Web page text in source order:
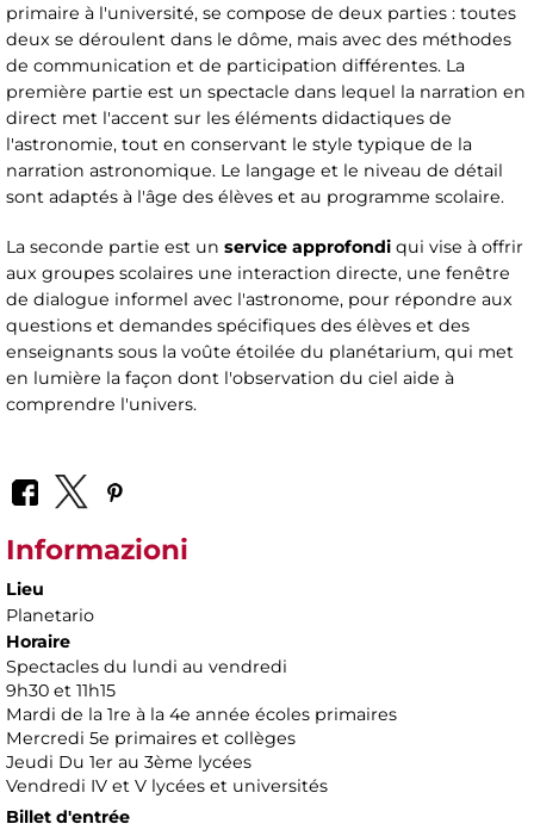
primaire à l'université, se compose de deux parties : toutes
deux se déroulent dans le dôme, mais avec des méthodes
de communication et de participation différentes. La
première partie est un spectacle dans lequel la narration en
direct met l'accent sur les éléments didactiques de
l'astronomie, tout en conservant le style typique de la
narration astronomique. Le langage et le niveau de détail
sont adaptés à l'âge des élèves et au programme scolaire.
La seconde partie est un service approfondi qui vise à offrir
aux groupes scolaires une interaction directe, une fenêtre
de dialogue informel avec l'astronome, pour répondre aux
questions et demandes spécifiques des élèves et des
enseignants sous la voûte étoilée du planétarium, qui met
en lumière la façon dont l'observation du ciel aide à
comprendre l'univers.
Informazioni
Lieu
Planetario
Horaire
Spectacles du lundi au vendredi
9h30 et 11h15
Mardi de la 1re à la 4e année écoles primaires
Mercredi 5e primaires et collèges
Jeudi Du 1er au 3ème lycées
Vendredi IV et V lycées et universités
Billet d'entrée